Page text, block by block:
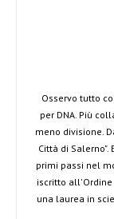
Osservo tutto
per DNA. Più
meno divisione.
Città di Salerno".
primi passi nel
iscritto
una laurea in